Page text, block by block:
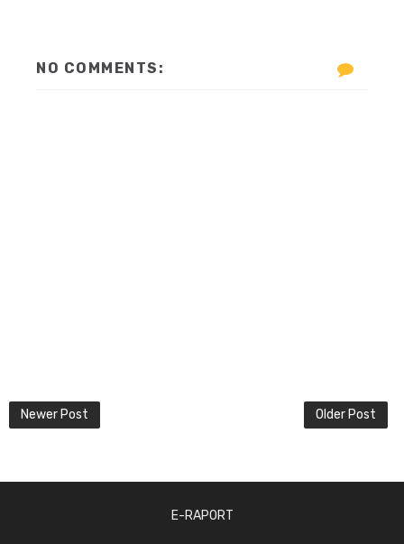
NO COMMENTS:
Newer Post Older Post
E-RAPORT